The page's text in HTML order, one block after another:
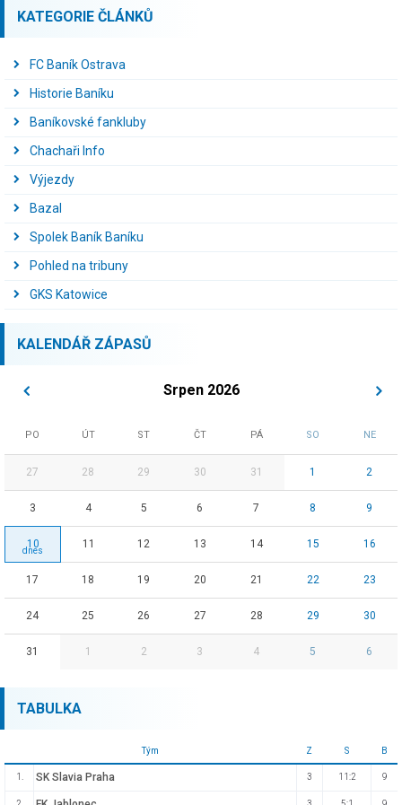
KATEGORIE ČLÁNKŮ
FC Baník Ostrava
Historie Baníku
Baníkovské fankluby
Chachaři Info
Výjezdy
Bazal
Spolek Baník Baníku
Pohled na tribuny
GKS Katowice
KALENDÁŘ ZÁPASŮ
Srpen 2026
PO ÚT ST ČT PÁ SO NE
27 28 29 30 31 1 2
3 4 5 6 7 8 9
10 11 12 13 14 15 16
17 18 19 20 21 22 23
24 25 26 27 28 29 30
31 1 2 3 4 5 6
TABULKA
Tým Z S B
1. SK Slavia Praha 3 11:2 9